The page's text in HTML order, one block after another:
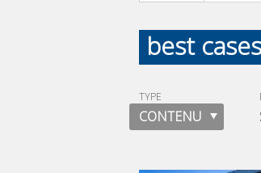
best cases
TYPE
CONTENU